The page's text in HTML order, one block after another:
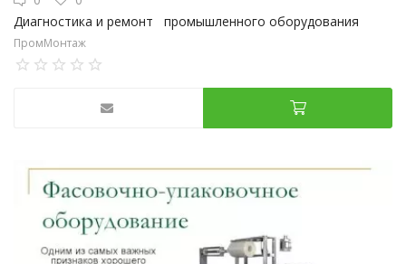
Диагностика и ремонт промышленного оборудования
ПромМонтаж